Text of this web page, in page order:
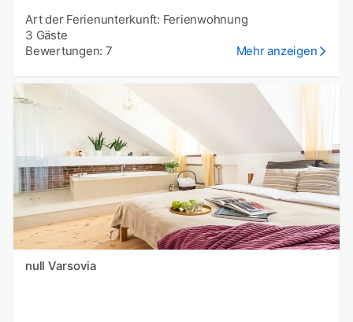
Art der Ferienunterkunft: Ferienwohnung
3 Gäste
Bewertungen: 7
Mehr anzeigen
null Varsovia